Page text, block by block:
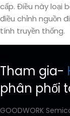
cấp. Điều này loại
điều chỉnh nguồn
tính truyền thống.
Tham gia-
phân phối
GOODWORK